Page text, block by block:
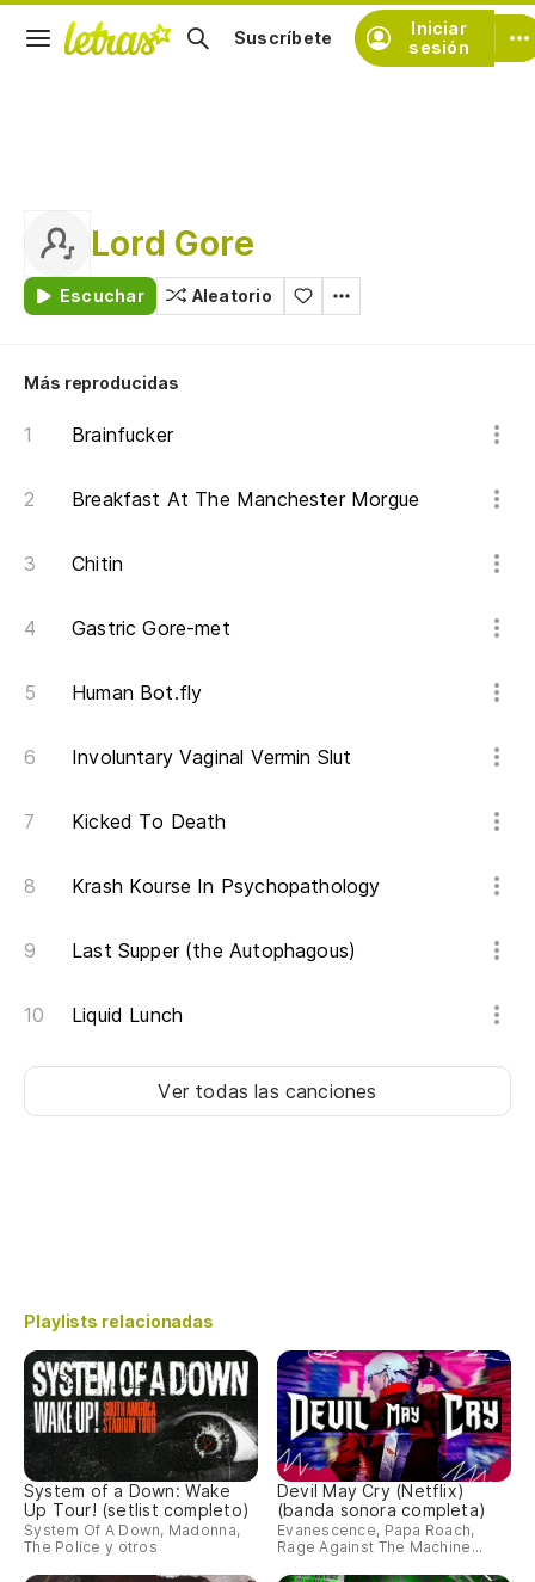
Iniciar
sesión
Suscríbete
Lord Gore
Escuchar Aleatorio
Más reproducidas
Brainfucker
Breakfast At The Manchester Morgue
Chitin
Gastric Gore-met
Human Bot.fly
Involuntary Vaginal Vermin Slut
Kicked To Death
Krash Kourse In Psychopathology
Last Supper (the Autophagous)
Liquid Lunch
Ver todas las canciones
Playlists relacionadas
System of a Down: Wake
Up Tour! (setlist completo)
System Of A Down, Madonna,
The Police y otros
Devil May Cry (Netflix)
(banda sonora completa)
Evanescence, Papa Roach,
Rage Against The Machine...